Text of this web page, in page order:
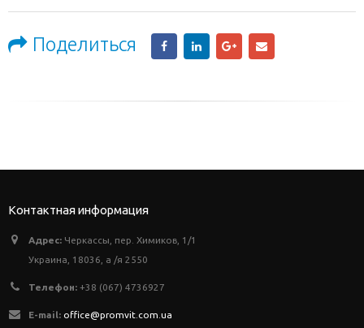
Поделиться
Контактная информация
Адрес: Черкассы, пер. Химиков, 1/1
Украина, 18036, а /я 2550
Телефон: +38 (067) 4736927
E-mail: office@promvit.com.ua